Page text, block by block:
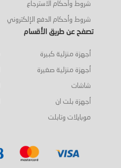
شروط وأحكام الاسترجاع
شروط وأحكام الدفع الإلكتروني
تصفح عن طريق الأقسام
أجهزة منزلية كبيرة
أجهزة منزلية صغيرة
شاشات
أجهزة بلت ان
موبايلات وتابلت